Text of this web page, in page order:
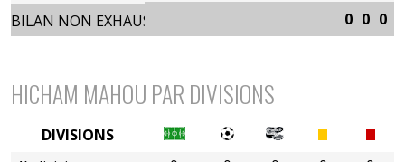
0 0 0
BILAN NON EXHAUSTIF
HICHAM MAHOU PAR DIVISIONS
DIVISIONS